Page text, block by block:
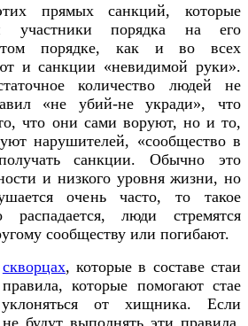
прямых санкций, которые
участники порядка на его
порядке, как и во всех
и санкции «невидимой руки».
количество людей не
«не убий-не укради», что
что они сами воруют, но и то,
нарушителей, «сообщество в
санкции. Обычно это
и низкого уровня жизни, но
очень часто, то такое
распадается, люди стремятся
сообществу или погибают.
скворцах, которые в составе стаи
которые помогают стае
от хищника. Если
будут выполнять эти правила,